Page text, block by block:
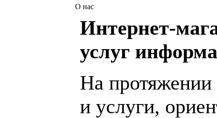
О нас
Интернет-
услуг
На протяжении
и услуги,